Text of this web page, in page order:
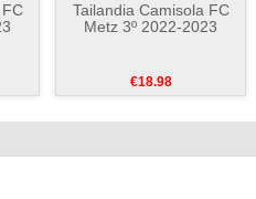
Tailandia Camisola FC
Metz 3º 2022-2023
€18.98